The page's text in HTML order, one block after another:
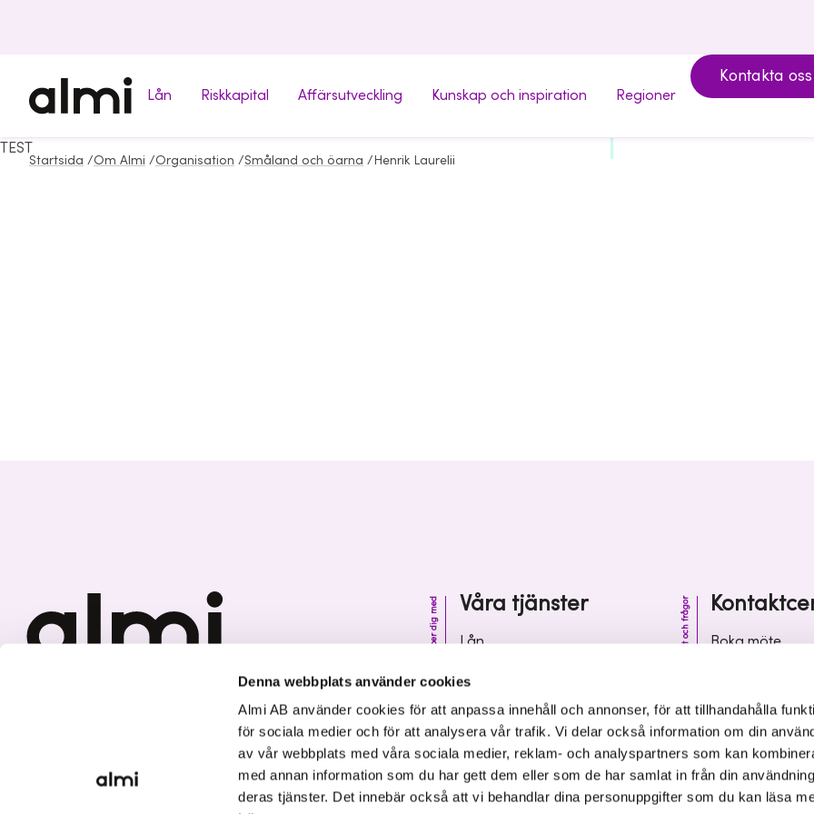
Denna webbplats använder cookies
Almi AB använder cookies för att anpassa innehåll och annonser, för att tillhandahålla
för sociala medier och för att analysera vår trafik. Vi delar också information om din
av vår webbplats med våra sociala medier, reklam- och analyspartners som kan
med annan information som du har gett dem eller som de har samlat in från din
deras tjänster. Det innebär också att vi behandlar dina personuppgifter som du kan läsa
Lån Riskkapital Affärsutveckling Kunskap och inspiration Regioner
Kontakta oss
Startsida /Om Almi /Organisation /Småland och öarna / Henrik Laurelii
TEST
Våra tjänster
Vi hjälper dig med
Lån
Affärsutveckling
Kunskap och inspiration
Kontakt och frågor
Boka möte
Vanliga frågor